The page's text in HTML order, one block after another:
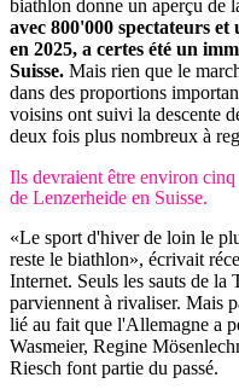
biathlon donne un aperçu de
avec 800'000 spectateurs
en 2025, a certes été un
Suisse. Mais rien que le
dans des proportions
voisins ont suivi la descente
deux fois plus nombreux à
Ils devraient être environ
de Lenzerheide en Suisse.
«Le sport d'hiver de loin le
reste le biathlon», écrivait
Internet. Seuls les sauts de la
parviennent à rivaliser. Mais
lié au fait que l'Allemagne a
Wasmeier, Regine
Riesch font partie du passé.